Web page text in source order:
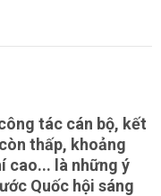
tác cán bộ, kết
thấp, khoảng
cao... là những ý
Quốc hội sáng